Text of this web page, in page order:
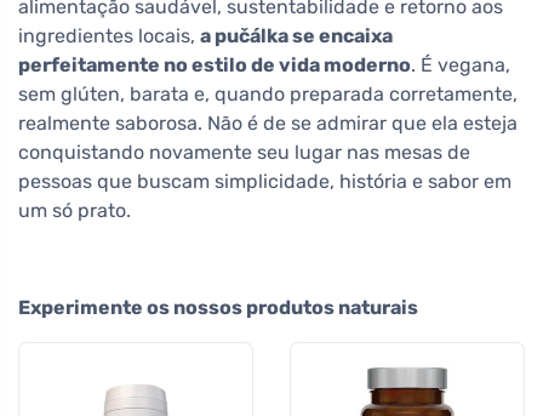
alimentação saudável, sustentabilidade e retorno aos
ingredientes locais, a pučálka se encaixa
perfeitamente no estilo de vida moderno. É vegana,
sem glúten, barata e, quando preparada corretamente,
realmente saborosa. Não é de se admirar que ela esteja
conquistando novamente seu lugar nas mesas de
pessoas que buscam simplicidade, história e sabor em
um só prato.
Experimente os nossos produtos naturais